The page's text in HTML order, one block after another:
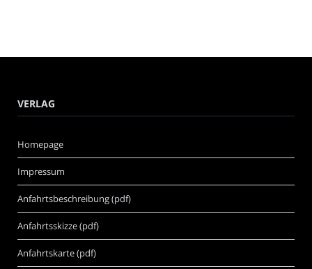
VERLAG
Homepage
Impressum
Anfahrtsbeschreibung (pdf)
Anfahrtsskizze (pdf)
Anfahrtskarte (pdf)